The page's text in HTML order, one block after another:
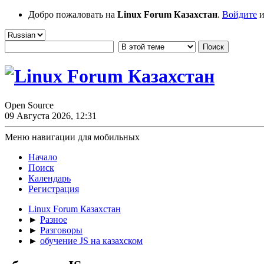
Добро пожаловать на Linux Forum Казахстан. Войдите
Open Source
09 Августа 2026, 12:31
Меню навигации для мобильных
Начало
Поиск
Календарь
Регистрация
Linux Forum Казахстан
► Разное
► Разговоры
► обучение JS на казахском